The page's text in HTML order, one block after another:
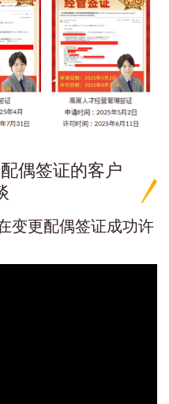
偶签证的客户
变更配偶签证成功许